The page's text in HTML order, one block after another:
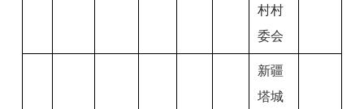
村村
委会
新疆
塔城